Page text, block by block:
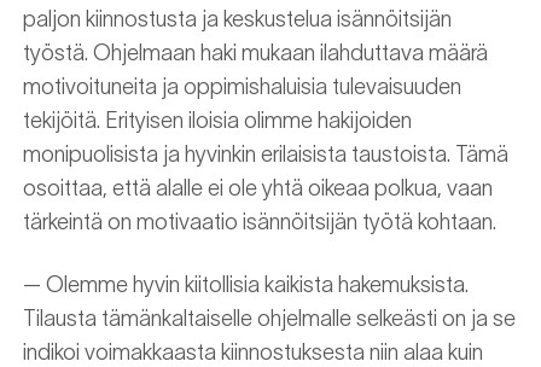
paljon kiinnostusta ja keskustelua isännöitsijän
työstä. Ohjelmaan haki mukaan ilahduttava määrä
motivoituneita ja oppimishaluisia tulevaisuuden
tekijöitä. Erityisen iloisia olimme hakijoiden
monipuolisista ja hyvinkin erilaisista taustoista. Tämä
osoittaa, että alalle ei ole yhtä oikeaa polkua, vaan
tärkeintä on motivaatio isännöitsijän työtä kohtaan.
— Olemme hyvin kiitollisia kaikista hakemuksista.
Tilausta tämänkaltaiselle ohjelmalle selkeästi on ja se
indikoi voimakkaasta kiinnostuksesta niin alaa kuin